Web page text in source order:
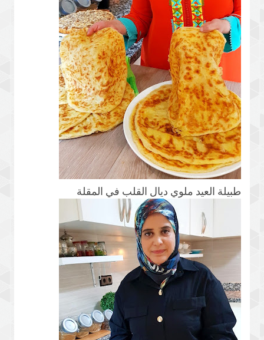
طبيلة العيد ملوي ديال القلب في المقلة